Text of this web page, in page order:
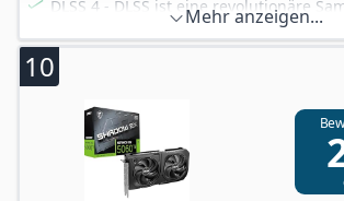
DLSS 4 - DLSS ist eine revolutionäre
neuronaler Rendering-Technologien,
die FPS zu erhöhen, die Latenz zu
Bildqualität zu verbessern.
Grafikspeicher, die höhere
verbesserte Energieeffizienz bietet.
GAMING Serie - Die GAMING Serie
kraftvollen Look mit fortschrittlicher
Mehr anzeigen...
10